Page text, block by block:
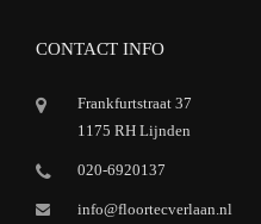
CONTACT INFO
Frankfurtstraat 37
1175 RH Lijnden
020-6920137
info@floortecverlaan.nl